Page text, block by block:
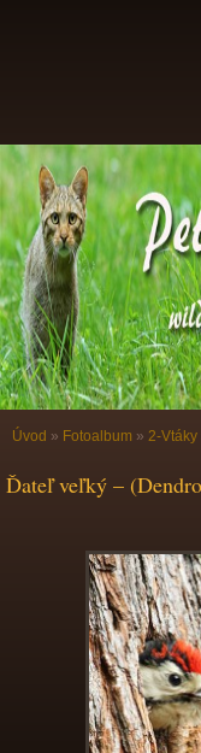
Úvod » Fotoalbum » 2-Vtáky
Ďateľ veľký –